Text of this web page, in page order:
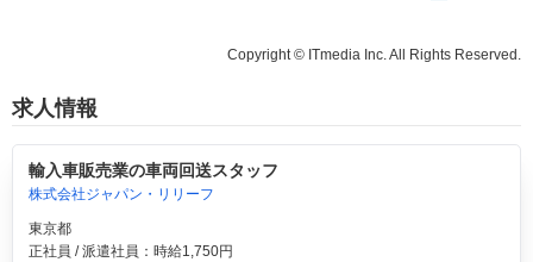
Copyright © ITmedia Inc. All Rights Reserved.
求人情報
輸入車販売業の車両回送スタッフ
株式会社ジャパン・リリーフ
東京都
正社員 / 派遣社員：時給1,750円